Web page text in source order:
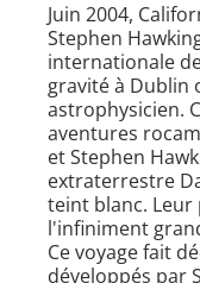
Juin 2004,
Stephen
internationale
gravité à Dublin
astrophysicien.
aventures
et Stephen
extraterrestre
teint blanc. Leur
l'infiniment
Ce voyage fait
développés par